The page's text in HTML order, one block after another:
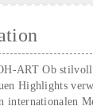
Ob
Highlights